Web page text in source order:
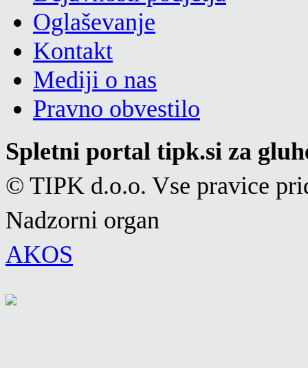
Oglaševanje
Kontakt
Mediji o nas
Pravno obvestilo
Spletni portal tipk.si za
© TIPK d.o.o. Vse pravice
Nadzorni organ
AKOS